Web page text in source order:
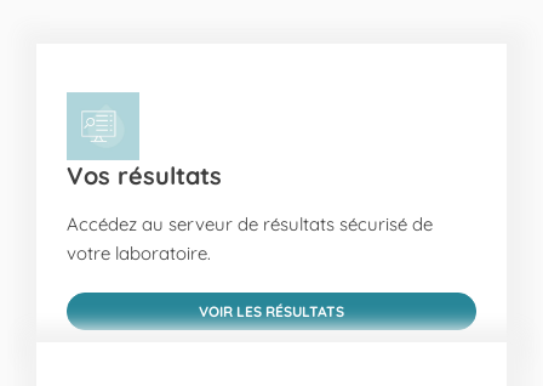
Vos résultats
Accédez au serveur de résultats sécurisé de
votre laboratoire.
VOIR LES RÉSULTATS